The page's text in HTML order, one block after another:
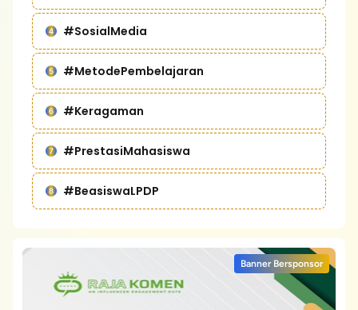
#SosialMedia
#MetodePembelajaran
#Keragaman
#PrestasiMahasiswa
#BeasiswaLPDP
Banner Bersponsor